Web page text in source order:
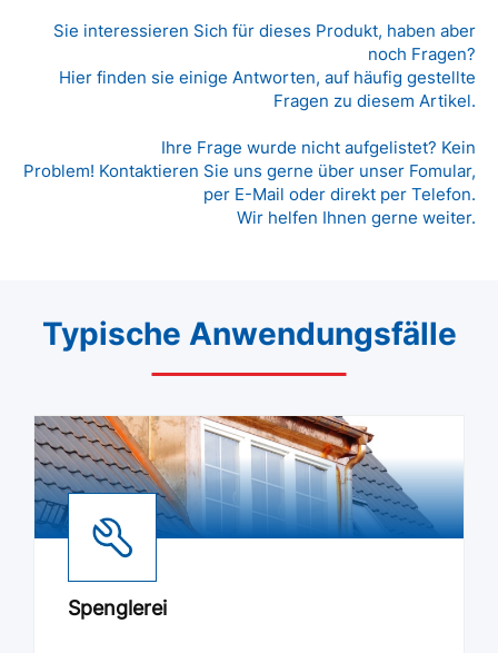
Sie interessieren Sich für dieses Produkt, haben aber
noch Fragen?
Hier finden sie einige Antworten, auf häufig gestellte
Fragen zu diesem Artikel.
Ihre Frage wurde nicht aufgelistet? Kein
Problem! Kontaktieren Sie uns gerne über unser Fomular,
per E-Mail oder direkt per Telefon.
Wir helfen Ihnen gerne weiter.
Typische Anwendungsfälle
Spenglerei